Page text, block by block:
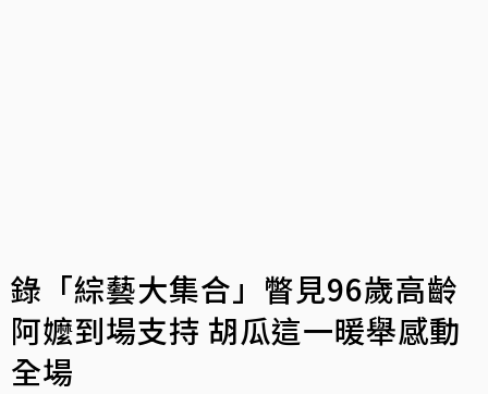
錄「綜藝大集合」瞥見96歲高齡
阿嬤到場支持 胡瓜這一暖舉感動
全場